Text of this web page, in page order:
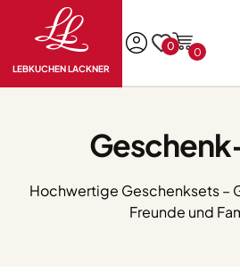
LEBKUCHEN LACKNER
0 0
Hochwertige Geschenksets –
Freunde und